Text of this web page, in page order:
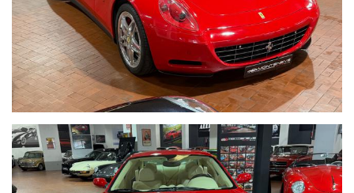
Audio Bose
Cambio automatico e sequenziale F1
Tutta la dotazione originale
Libretti uso e manutenzione originale
Libretto tagliandi Originale
Borsa porta attrezzi in pelle
Portadocumenti in Pelle
Tagliandi Ferrari
Tagliando Completo con distribuzione 2026 incluso